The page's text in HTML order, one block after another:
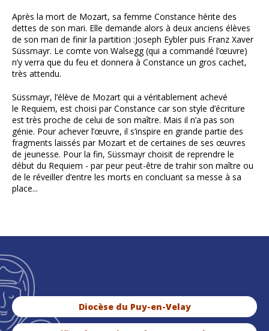
Après la mort de Mozart, sa femme Constance hérite des
dettes de son mari. Elle demande alors à deux anciens élèves
de son mari de finir la partition :Joseph Eybler puis Franz Xaver
Süssmayr. Le comte von Walsegg (qui a commandé l’œuvre)
n’y verra que du feu et donnera à Constance un gros cachet,
très attendu.
Süssmayr, l’élève de Mozart qui a véritablement achevé
le Requiem, est choisi par Constance car son style d’écriture
est très proche de celui de son maître. Mais il n’a pas son
génie. Pour achever l’œuvre, il s’inspire en grande partie des
fragments laissés par Mozart et de certaines de ses œuvres
de jeunesse. Pour la fin, Süssmayr choisit de reprendre le
début du Requiem - par peur peut-être de trahir son maître ou
de le réveiller d’entre les morts en concluant sa messe à sa
place...
Diocèse du Puy-en-Velay